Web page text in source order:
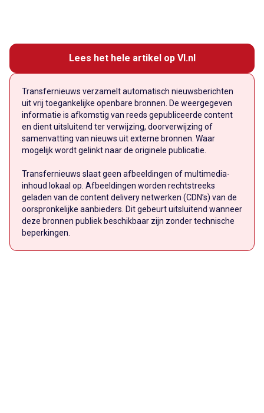
Lees het hele artikel op VI.nl
Transfernieuws verzamelt automatisch nieuwsberichten
uit vrij toegankelijke openbare bronnen. De weergegeven
informatie is afkomstig van reeds gepubliceerde content
en dient uitsluitend ter verwijzing, doorverwijzing of
samenvatting van nieuws uit externe bronnen. Waar
mogelijk wordt gelinkt naar de originele publicatie.
Transfernieuws slaat geen afbeeldingen of multimedia-
inhoud lokaal op. Afbeeldingen worden rechtstreeks
geladen van de content delivery netwerken (CDN’s) van de
oorspronkelijke aanbieders. Dit gebeurt uitsluitend wanneer
deze bronnen publiek beschikbaar zijn zonder technische
beperkingen.